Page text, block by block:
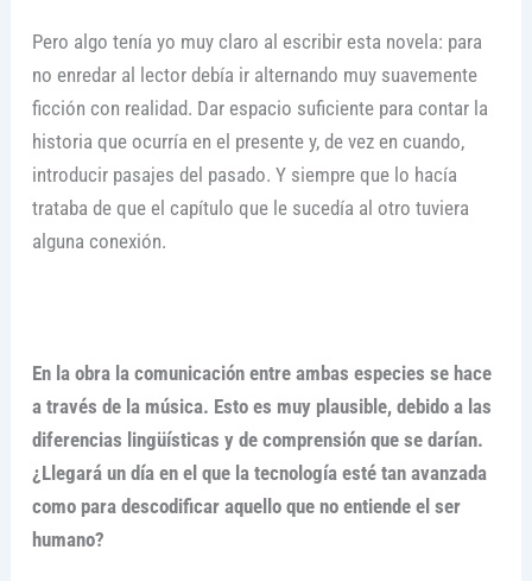
Pero algo tenía yo muy claro al escribir esta novela: para
no enredar al lector debía ir alternando muy suavemente
ficción con realidad. Dar espacio suficiente para contar la
historia que ocurría en el presente y, de vez en cuando,
introducir pasajes del pasado. Y siempre que lo hacía
trataba de que el capítulo que le sucedía al otro tuviera
alguna conexión.
En la obra la comunicación entre ambas especies se hace
a través de la música. Esto es muy plausible, debido a las
diferencias lingüísticas y de comprensión que se darían.
¿Llegará un día en el que la tecnología esté tan avanzada
como para descodificar aquello que no entiende el ser
humano?